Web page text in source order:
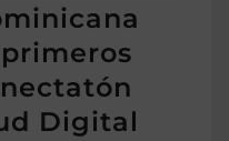
Digital